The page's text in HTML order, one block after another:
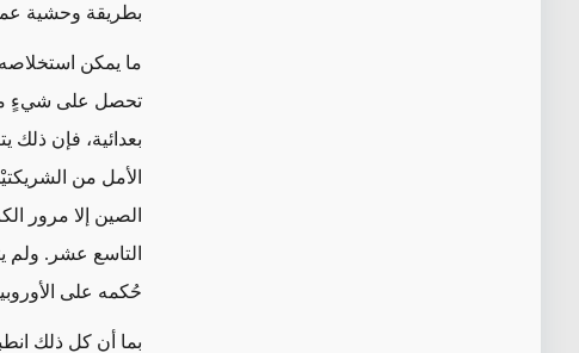
بطريقة وحشية
ما يمكن
تحصل على شيءٍ من
بعدائية، فإن ذلك
الأمل من
الصين إلا مرور
التاسع عشر. ولم
حُكمه على
بما أن كل ذلك